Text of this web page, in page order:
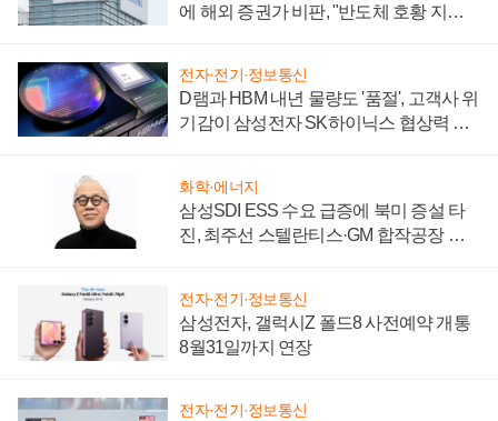
에 해외 증권가 비판, "반도체 호황 지속
전자·전기·정보통신
D램과 HBM 내년 물량도 '품절', 고객사 위
기감이 삼성전자 SK하이닉스 협상력 더
화학·에너지
삼성SDI ESS 수요 급증에 북미 증설 타
진, 최주선 스텔란티스·GM 합작공장 건
전자·전기·정보통신
삼성전자, 갤럭시Z 폴드8 사전예약 개통
8월31일까지 연장
전자·전기·정보통신